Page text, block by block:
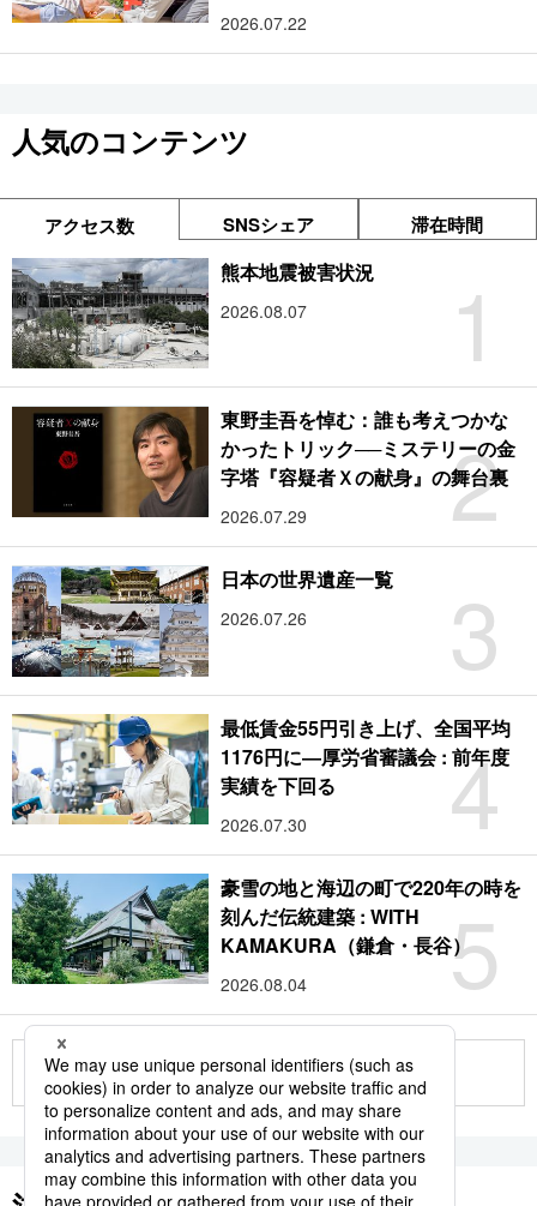
2026.07.22
人気のコンテンツ
アクセス数 SNSシェア 滞在時間
1
熊本地震被害状況
2026.08.07
2
東野圭吾を悼む：誰も考えつかな
かったトリック──ミステリーの金
字塔『容疑者Ｘの献身』の舞台裏
2026.07.29
3
日本の世界遺産一覧
2026.07.26
4
最低賃金55円引き上げ、全国平均
1176円に―厚労省審議会 : 前年度
実績を下回る
2026.07.30
5
豪雪の地と海辺の町で220年の時を
刻んだ伝統建築 : WITH
KAMAKURA（鎌倉・長谷）
2026.08.04
もっと見る